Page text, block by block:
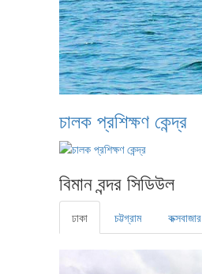
চালক প্রশিক্ষণ কেন্দ্র
বিমান বন্দর সিডিউল
ঢাকা চট্টগ্রাম কক্সবাজার